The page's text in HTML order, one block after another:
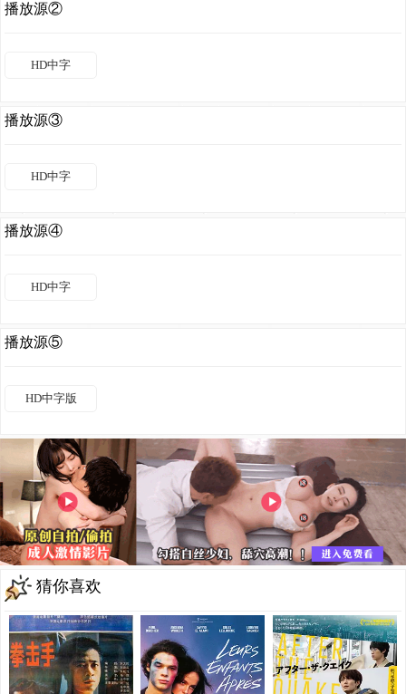
播放源②
HD中字
播放源③
HD中字
播放源④
HD中字
播放源⑤
HD中字版
猜你喜欢